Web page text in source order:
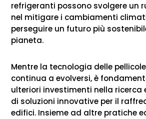
refrigeranti possono svolgere un
nel mitigare i cambiamenti
perseguire un futuro più
pianeta.
Mentre la tecnologia delle
continua a evolversi, è
ulteriori investimenti nella ricerca
di soluzioni innovative per il
edifici. Insieme ad altre pratiche